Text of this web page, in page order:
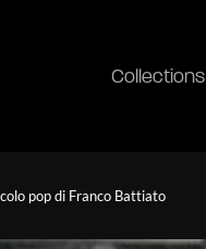
Collections
pop di Franco Battiato